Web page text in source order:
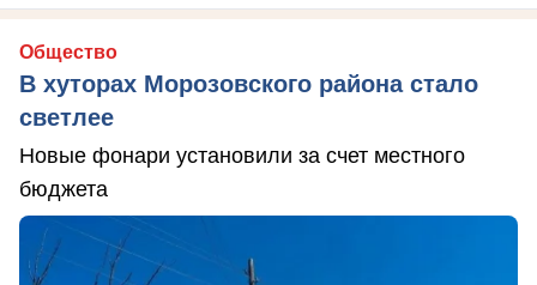
Общество
В хуторах Морозовского района стало
светлее
Новые фонари установили за счет местного
бюджета